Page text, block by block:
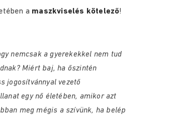
a maszkviselés kötelező!
nemcsak a gyerekekkel nem tud
Miért baj, ha őszintén
jogosítvánnyal vezető
egy nő életében, amikor azt
meg mégis a szívünk, ha belép